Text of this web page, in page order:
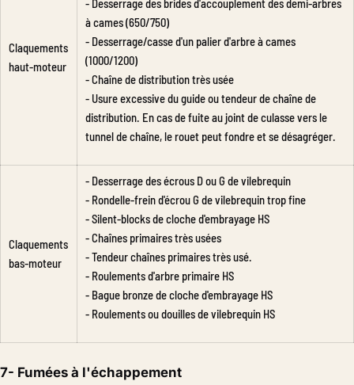
Claquements
haut-moteur
- Desserrage des brides d'accouplement des demi-arbres
à cames (650/750)
- Desserrage/casse d'un palier d'arbre à cames
(1000/1200)
- Chaîne de distribution très usée
- Usure excessive du guide ou tendeur de chaîne de
distribution. En cas de fuite au joint de culasse vers le
tunnel de chaîne, le rouet peut fondre et se désagréger.
Claquements
bas-moteur
- Desserrage des écrous D ou G de vilebrequin
- Rondelle-frein d'écrou G de vilebrequin trop fine
- Silent-blocks de cloche d'embrayage HS
- Chaînes primaires très usées
- Tendeur chaînes primaires très usé.
- Roulements d'arbre primaire HS
- Bague bronze de cloche d'embrayage HS
- Roulements ou douilles de vilebrequin HS
7- Fumées à l'échappement